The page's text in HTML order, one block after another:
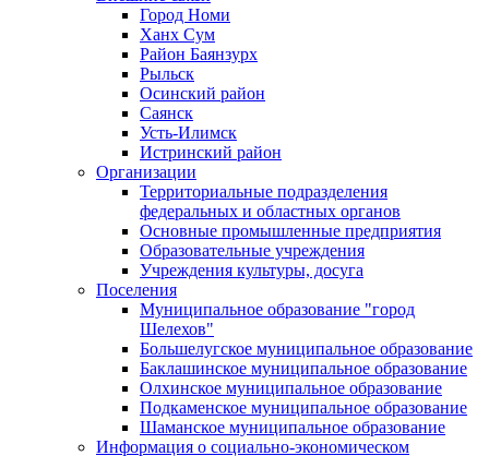
Город Номи
Ханх Сум
Район Баянзурх
Рыльск
Осинский район
Саянск
Усть-Илимск
Истринский район
Организации
Территориальные подразделения
федеральных и областных органов
Основные промышленные предприятия
Образовательные учреждения
Учреждения культуры, досуга
Поселения
Муниципальное образование "город
Шелехов"
Большелугское муниципальное образование
Баклашинское муниципальное образование
Олхинское муниципальное образование
Подкаменское муниципальное образование
Шаманское муниципальное образование
Информация о социально-экономическом